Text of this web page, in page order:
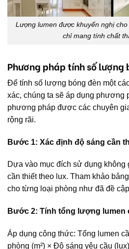
Lượng lumen được khuyến nghị
chỉ mang tính chất
Phương pháp tính số lượng
Để tính số lượng bóng đèn một
xác, chúng ta sẽ áp dụng phương
phương pháp được các chuyên
rộng rãi.
Bước 1: Xác định độ sáng cần
Dựa vào mục đích sử dụng không
cần thiết theo lux. Tham khảo
cho từng loại phòng như đã đề
Bước 2: Tính tổng lượng lumen
Áp dụng công thức: Tổng lumen
phòng (m²) × Độ sáng yêu cầu